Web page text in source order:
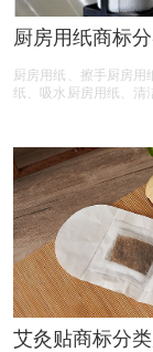
厨房用纸商标
属于哪一类？
厨房用纸、擦手厨房用
纸、吸水厨房用纸、清
16类别商标，我们产品
么具体商品呢！广州
册、擦手厨房用纸商
房用纸商标、吸油厨房
吸水厨房用纸商标注册
商标注册、加厚款厨房
厨房用纸商标注册、厨
代办、厨房用纸商标注
厨房用纸商标注册价
用纸商标注册流程以及
厨房用纸商标注册代理
不高？今天商标设计注
艾灸贴商标分